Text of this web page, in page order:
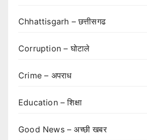
Chhattisgarh – छत्तीसगढ
Corruption – घोटाले
Crime – अपराध
Education – शिक्षा
Good News – अच्छी खबर